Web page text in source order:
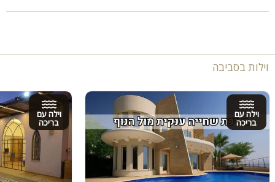
וילות בסביבה
וילה עם
בריכה
וילה עם
בריכה